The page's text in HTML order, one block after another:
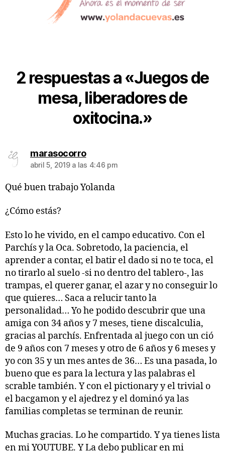
2 respuestas a «Juegos de
mesa, liberadores de
oxitocina.»
marasocorro
abril 5, 2019 a las 4:46 pm
Qué buen trabajo Yolanda
¿Cómo estás?
Esto lo he vivido, en el campo educativo. Con el
Parchís y la Oca. Sobretodo, la paciencia, el
aprender a contar, el batir el dado si no te toca, el
no tirarlo al suelo -si no dentro del tablero-, las
trampas, el querer ganar, el azar y no conseguir lo
que quieres… Saca a relucir tanto la
personalidad… Yo he podido descubrir que una
amiga con 34 años y 7 meses, tiene discalculia,
gracias al parchís. Enfrentada al juego con un ció
de 9 años con 7 meses y otro de 6 años y 6 meses y
yo con 35 y un mes antes de 36… Es una pasada, lo
bueno que es para la lectura y las palabras el
scrable también. Y con el pictionary y el trivial o
el bacgamon y el ajedrez y el dominó ya las
familias completas se terminan de reunir.
Muchas gracias. Lo he compartido. Y ya tienes lista
en mi YOUTUBE. Y La debo publicar en mi